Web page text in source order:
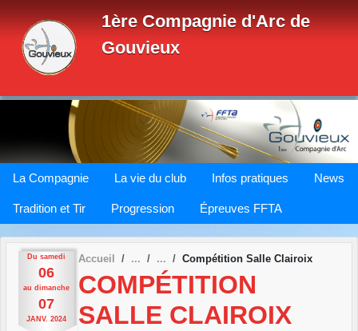
1ère Compagnie d'Arc de
Gouvieux
La Compagnie La vie du club Infos pratiques News
Tradition et Tir Progression Épreuves FFTA
Du samedi
06
au dimanche
07
JANV. 2024
Accueil Compétition Salle Clairoix
COMPÉTITION
SALLE CLAIROIX